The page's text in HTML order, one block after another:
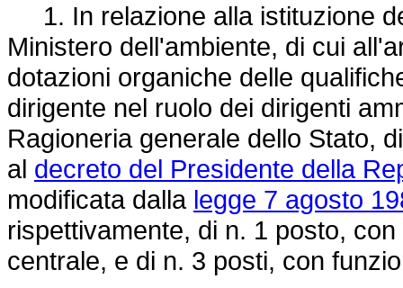
1. In relazione alla istituzione
Ministero dell'ambiente, di cui
dotazioni organiche delle
dirigente nel ruolo dei dirigenti
Ragioneria generale dello Stato,
al decreto del Presidente della
modificata dalla legge 7 agosto
rispettivamente, di n. 1 posto,
centrale, e di n. 3 posti, con